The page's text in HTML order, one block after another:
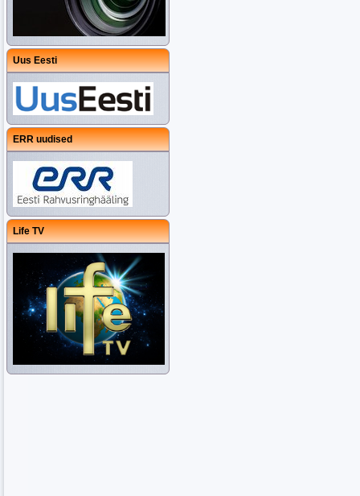
Uus Eesti
ERR uudised
Life TV